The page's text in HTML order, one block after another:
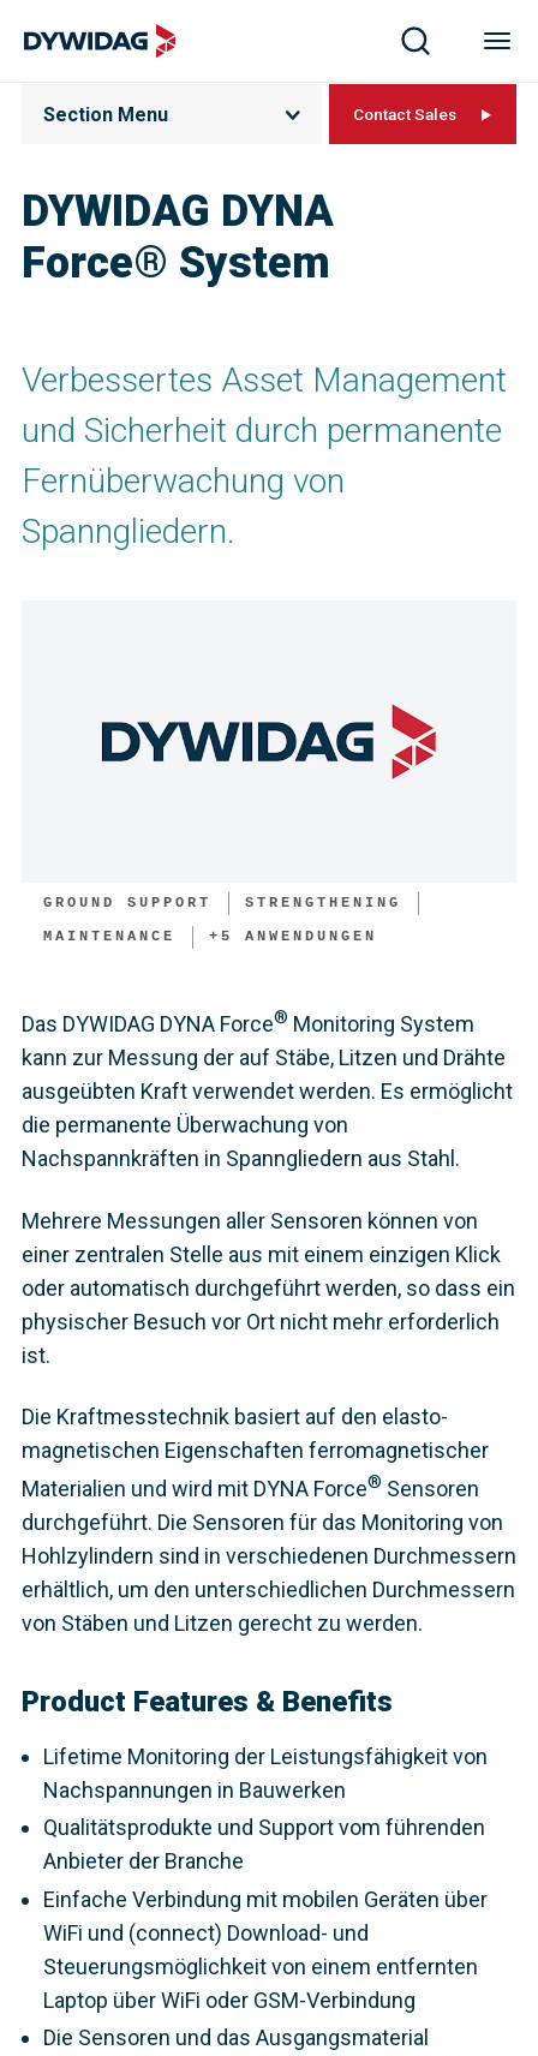
DYWIDAG DYNA
Force® System
Section Menu Contact Sales
Verbessertes Asset Management
und Sicherheit durch permanente
Fernüberwachung von
Spanngliedern.
GROUND SUPPORT
STRENGTHENING
MAINTENANCE
+ 5 ANWENDUNGEN
Das DYWIDAG DYNA Force® Monitoring System
kann zur Messung der auf Stäbe, Litzen und Drähte
ausgeübten Kraft verwendet werden. Es ermöglicht
die permanente Überwachung von
Nachspannkräften in Spanngliedern aus Stahl.
Mehrere Messungen aller Sensoren können von
einer zentralen Stelle aus mit einem einzigen Klick
oder automatisch durchgeführt werden, so dass ein
physischer Besuch vor Ort nicht mehr erforderlich
ist.
Die Kraftmesstechnik basiert auf den elasto-
magnetischen Eigenschaften ferromagnetischer
Materialien und wird mit DYNA Force® Sensoren
durchgeführt. Die Sensoren für das Monitoring von
Hohlzylindern sind in verschiedenen Durchmessern
erhältlich, um den unterschiedlichen Durchmessern
von Stäben und Litzen gerecht zu werden.
Product Features & Benefits
Lifetime Monitoring der Leistungsfähigkeit von
Nachspannungen in Bauwerken
Qualitätsprodukte und Support vom führenden
Anbieter der Branche
Einfache Verbindung mit mobilen Geräten über
WiFi und (connect) Download- und
Steuerungsmöglichkeit von einem entfernten
Laptop über WiFi oder GSM-Verbindung
Die Sensoren und das Ausgangsmaterial